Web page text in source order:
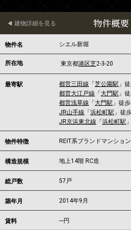
物件概要
建物詳細を見る
物件名 シエル新堀
所在地 東京都港区芝2-3-20
最寄駅 都営三田線 「芝公園駅 」
都営大江戸線 「 大門駅 」
都営浅草線 「 大門駅 」徒
JR山手線 「浜松町駅 」徒
JR京浜東北線 「浜松町駅
物件特徴 REIT系ブランドマンショ
構造規模 地上14階 RC造
総戸数 57戸
築年月 2014年9月
賃料 ---円